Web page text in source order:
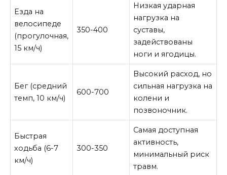
Езда на
велосипеде
(прогулочная,
15 км/ч)
350-400
Низкая ударная
нагрузка на
суставы,
задействованы
ноги и ягодицы.
Бег (средний
темп, 10 км/ч)
600-700
Высокий расход, но
сильная нагрузка на
колени и
позвоночник.
Быстрая
ходьба (6-7
км/ч)
300-350
Самая доступная
активность,
минимальный риск
травм.